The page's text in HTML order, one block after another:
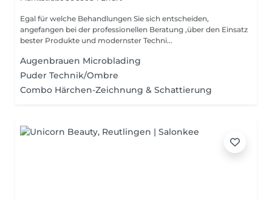
Egal für welche Behandlungen Sie sich entscheiden,
angefangen bei der professionellen Beratung ,über den Einsatz
bester Produkte und modernster Techni...
Augenbrauen Microblading
Puder Technik/Ombre
Combo Härchen-Zeichnung & Schattierung